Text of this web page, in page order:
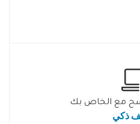
مع الخاص بك
ذكي